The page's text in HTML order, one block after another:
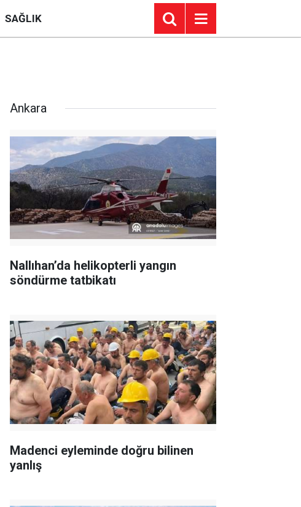
SAĞLIK
Ankara
Nallıhan’da helikopterli yangın
söndürme tatbikatı
Madenci eyleminde doğru bilinen
yanlış